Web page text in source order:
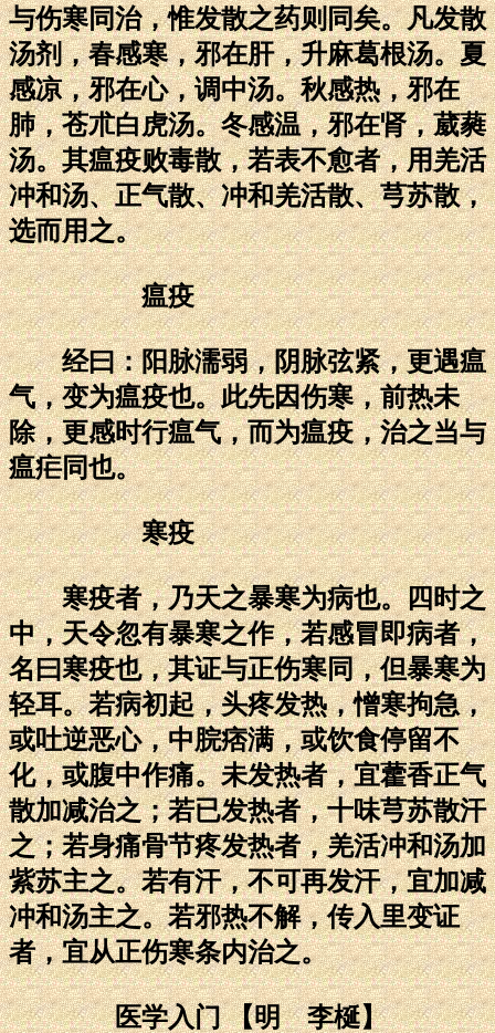
与伤寒同治，惟发散之药则同矣。凡发散
汤剂，春感寒，邪在肝，升麻葛根汤。夏
感凉，邪在心，调中汤。秋感热，邪在
肺，苍朮白虎汤。冬感温，邪在肾，葳蕤
汤。其瘟疫败毒散，若表不愈者，用羌活
冲和汤、正气散、冲和羌活散、芎苏散，
选而用之。
瘟疫
经曰：阳脉濡弱，阴脉弦紧，更遇瘟
气，变为瘟疫也。此先因伤寒，前热未
除，更感时行瘟气，而为瘟疫，治之当与
瘟疟同也。
寒疫
寒疫者，乃天之暴寒为病也。四时之
中，天令忽有暴寒之作，若感冒即病者，
名曰寒疫也，其证与正伤寒同，但暴寒为
轻耳。若病初起，头疼发热，憎寒拘急，
或吐逆恶心，中脘痞满，或饮食停留不
化，或腹中作痛。未发热者，宜藿香正气
散加减治之；若已发热者，十味芎苏散汗
之；若身痛骨节疼发热者，羌活冲和汤加
紫苏主之。若有汗，不可再发汗，宜加减
冲和汤主之。若邪热不解，传入里变证
者，宜从正伤寒条内治之。
医学入门 【明 李梴】